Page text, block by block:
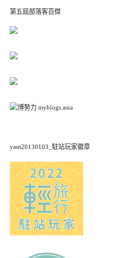
第五屆部落客百傑
yam20130103_駐站玩家徽章